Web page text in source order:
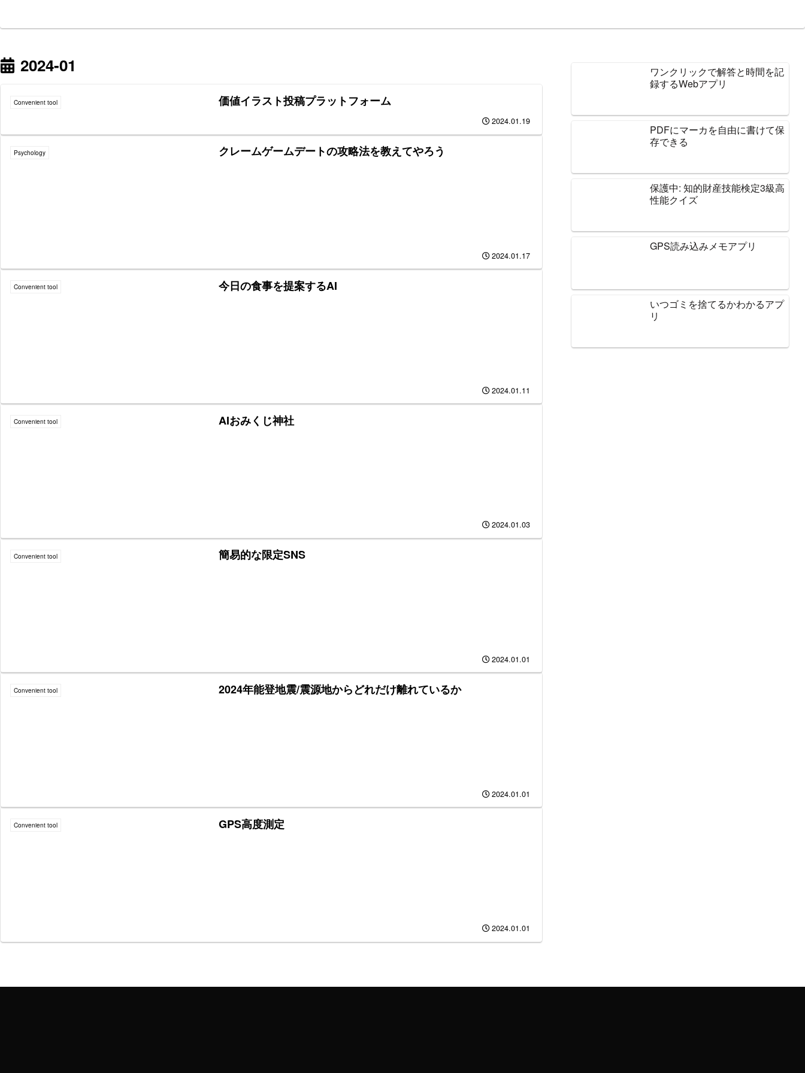
2024-01
Convenient tool 価値イラスト投稿プラットフォーム
2024.01.19
Psychology クレームゲームデートの攻略法を教えてやろう
2024.01.17
Convenient tool 今日の食事を提案するAI
2024.01.11
Convenient tool AIおみくじ神社
2024.01.03
Convenient tool 簡易的な限定SNS
2024.01.01
Convenient tool 2024年能登地震/震源地からどれだけ離れているか
2024.01.01
Convenient tool GPS高度測定
2024.01.01
ワンクリックで解答と時間を記
録するWebアプリ
PDFにマーカを自由に書けて保
存できる
保護中: 知的財産技能検定3級高
性能クイズ
GPS読み込みメモアプリ
いつゴミを捨てるかわかるアプ
リ